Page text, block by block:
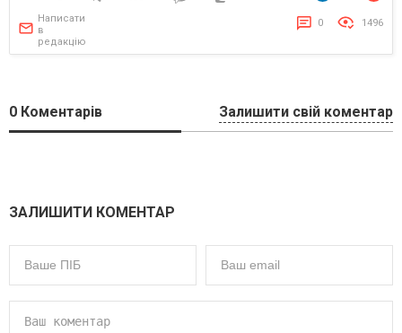
Написати
в
редакцію
0 1496
0 Коментарів Залишити свій коментар
ЗАЛИШИТИ КОМЕНТАР